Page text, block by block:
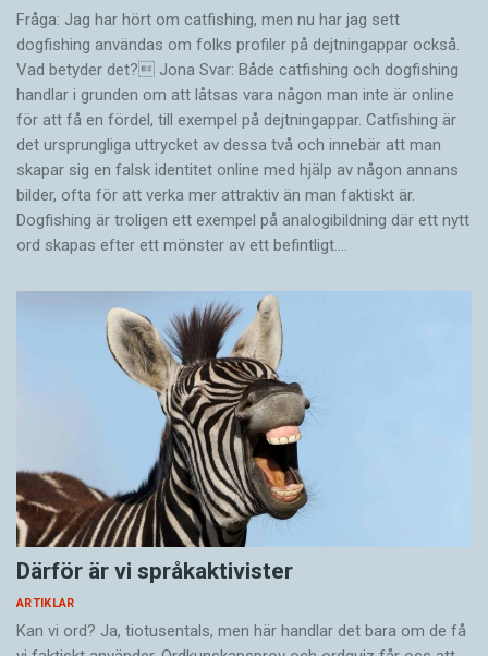
Fråga: Jag har hört om catfishing, men nu har jag sett
dogfishing användas om folks profiler på dejtningappar också.
Vad betyder det? Jona Svar: Både catfishing och dogfishing
handlar i grunden om att låtsas vara någon man inte är online
för att få en fördel, till exempel på dejtningappar. Catfishing är
det ursprungliga uttrycket av dessa två och innebär att man
skapar sig en falsk identitet online med hjälp av någon annans
bilder, ofta för att verka mer attraktiv än man faktiskt är.
Dogfishing är troligen ett exempel på analogibildning där ett nytt
ord skapas efter ett mönster av ett befintligt.…
Därför är vi språkaktivister
ARTIKLAR
Kan vi ord? Ja, tiotusentals, men här handlar det bara om de få